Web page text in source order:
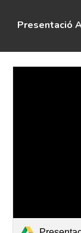
Presentació